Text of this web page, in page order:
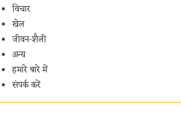
विचार
खेल
जीवन-शैली
अन्य
हमारे बारे में
संपर्क करें